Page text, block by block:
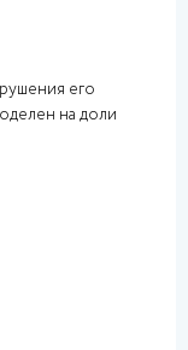
его
на доли